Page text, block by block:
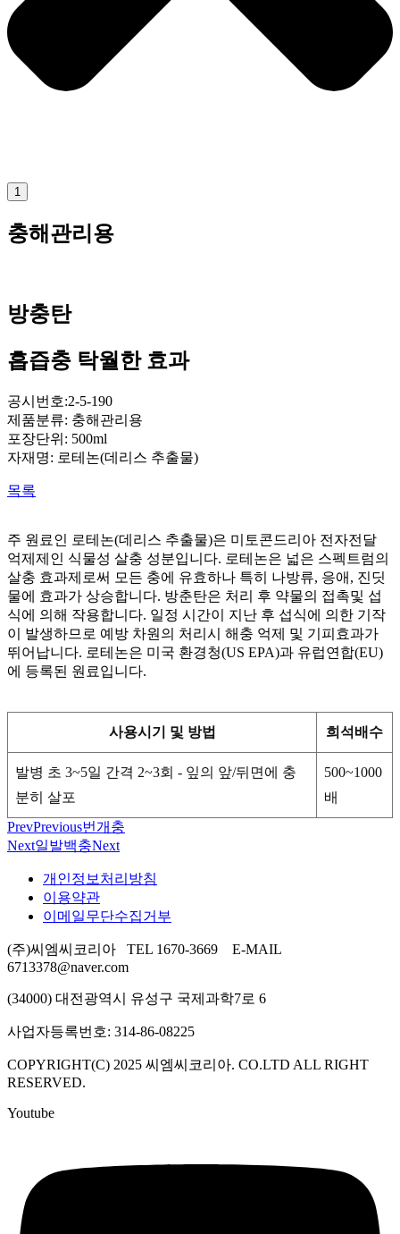
1
충해관리용
방충탄
흡즙충 탁월한 효과
공시번호:2-5-190
제품분류: 충해관리용
포장단위: 500ml
자재명: 로테논(데리스 추출물)
목록
주 원료인 로테논(데리스 추출물)은 미토콘드리아 전자전달
억제제인 식물성 살충 성분입니다. 로테논은 넓은 스펙트럼의
살충 효과제로써 모든 충에 유효하나 특히 나방류, 응애, 진딧
물에 효과가 상승합니다. 방춘탄은 처리 후 약물의 접촉및 섭
식에 의해 작용합니다. 일정 시간이 지난 후 섭식에 의한 기작
이 발생하므로 예방 차원의 처리시 해충 억제 및 기피효과가
뛰어납니다. 로테논은 미국 환경청(US EPA)과 유럽연합(EU)
에 등록된 원료입니다.
사용시기 및 방법 희석배수
발병 초 3~5일 간격 2~3회 - 잎의 앞/뒤면에 충
분히 살포
500~1000
배
PrevPrevious번개충
Next일발백충Next
개인정보처리방침
이용약관
이메일무단수집거부
(주)씨엠씨코리아 TEL 1670-3669 E-MAIL
6713378@naver.com
(34000) 대전광역시 유성구 국제과학7로 6
사업자등록번호: 314-86-08225
COPYRIGHT(C) 2025 씨엠씨코리아. CO.LTD ALL RIGHT
RESERVED.
Youtube